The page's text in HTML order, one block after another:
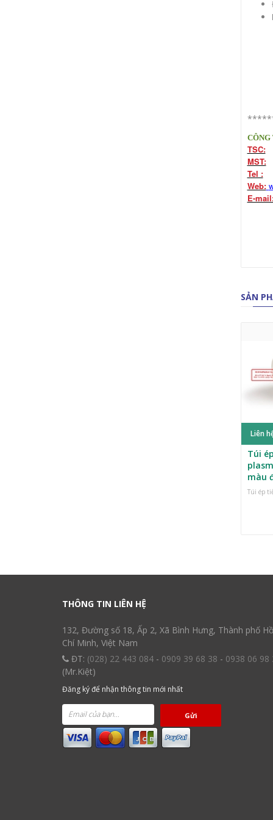
TSC:
MST:
Tel :
Web:
E-
SẢN
Liên
Túi
màu
Túi ép
THÔNG TIN LIÊN HỆ
132, Đường số 18, Ấp 2, Xã Bình Hưng, Thành phố Hồ
Chí Minh, Việt Nam
ĐT: (028) 22 443 084 - 0909 39 68 38 - 0938 06 98
(Mr.Kiệt)
Đăng ký để nhận thông tin mới nhất
Gửi